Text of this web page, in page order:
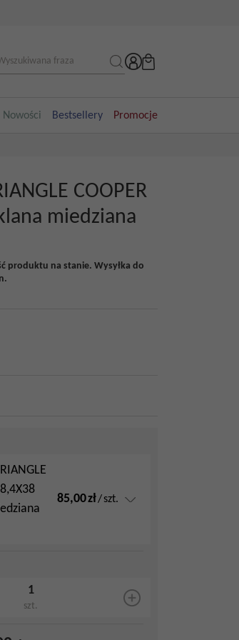
Nowości Bestsellery Promocje
COOPER
miedziana
produktu na stanie. Wysyłka do
85,00zł/szt.
szt.